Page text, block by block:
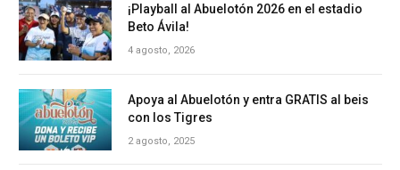
¡Playball al Abuelotón 2026 en el estadio
Beto Ávila!
4 agosto, 2026
Apoya al Abuelotón y entra GRATIS al beis
con los Tigres
2 agosto, 2025